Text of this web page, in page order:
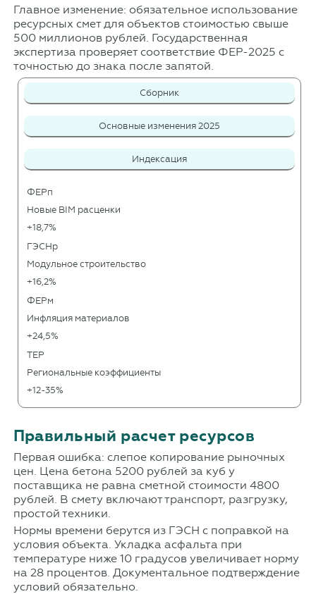
Главное изменение: обязательное использование
ресурсных смет для объектов стоимостью свыше
500 миллионов рублей. Государственная
экспертиза проверяет соответствие ФЕР-2025 с
точностью до знака после запятой.
Сборник
Основные изменения 2025
Индексация
ФЕРп
Новые BIM расценки
+18,7%
ГЭСНр
Модульное строительство
+16,2%
ФЕРм
Инфляция материалов
+24,5%
ТЕР
Региональные коэффициенты
+12-35%
Правильный расчет ресурсов
Первая ошибка: слепое копирование рыночных
цен. Цена бетона 5200 рублей за куб у
поставщика не равна сметной стоимости 4800
рублей. В смету включают транспорт, разгрузку,
простой техники.
Нормы времени берутся из ГЭСН с поправкой на
условия объекта. Укладка асфальта при
температуре ниже 10 градусов увеличивает норму
на 28 процентов. Документальное подтверждение
условий обязательно.